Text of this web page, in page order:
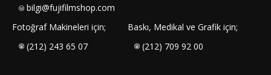
bilgi@fujifilmshop.com
Fotoğraf Makineleri için;
(212) 243 65 07
Baskı, Medikal ve Grafik için;
(212) 709 92 00